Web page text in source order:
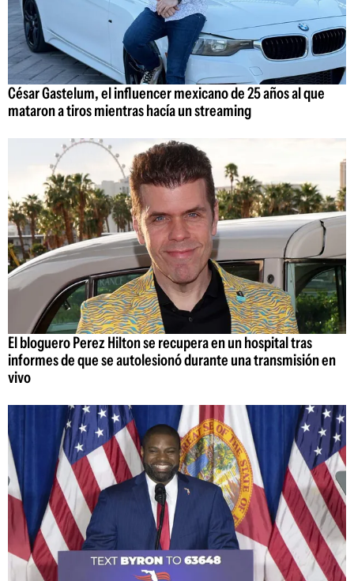
César Gastelum, el influencer mexicano de 25 años al que
mataron a tiros mientras hacía un streaming
El bloguero Perez Hilton se recupera en un hospital tras
informes de que se autolesionó durante una transmisión en
vivo